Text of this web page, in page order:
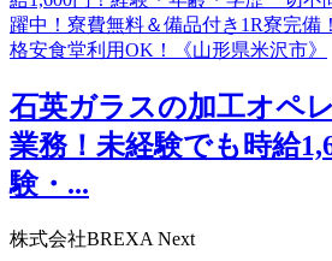
石英ガラスの加工オペ
業務！未経験でも時給
験・...
株式会社BREXA Next